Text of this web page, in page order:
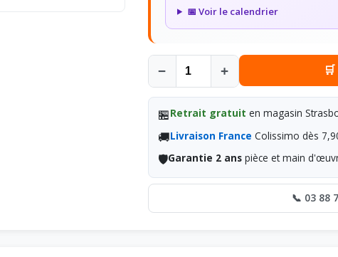
📅 Voir le calendrier
− +
🏪Retrait gratuit en magasin
🚚Livraison France Colissimo dès
🛡️Garantie 2 ans pièce et main
📞 03 88